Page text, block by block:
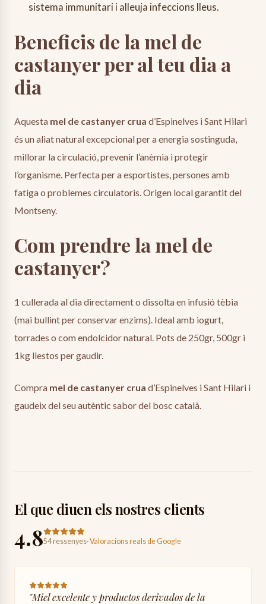
sistema immunitari i alleuja infeccions lleus.
Beneficis de la mel de
castanyer per al teu dia a
dia
Aquesta mel de castanyer crua d’Espinelves i Sant Hilari
és un aliat natural excepcional per a energia sostinguda,
millorar la circulació, prevenir l’anèmia i protegir
l’organisme. Perfecta per a esportistes, persones amb
fatiga o problemes circulatoris. Origen local garantit del
Montseny.
Com prendre la mel de
castanyer?
1 cullerada al dia directament o dissolta en infusió tèbia
(mai bullint per conservar enzims). Ideal amb iogurt,
torrades o com endolcidor natural. Pots de 250gr, 500gr i
1kg llestos per gaudir.
Compra mel de castanyer crua d’Espinelves i Sant Hilari i
gaudeix del seu autèntic sabor del bosc català.
El que diuen els nostres clients
4.854 ressenyes·Valoracions reals de Google
"Miel excelente y productos derivados de la